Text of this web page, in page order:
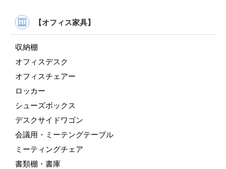
【オフィス家具】
収納棚
オフィスデスク
オフィスチェアー
ロッカー
シューズボックス
デスクサイドワゴン
会議用・ミーテングテーブル
ミーティングチェア
書類棚・書庫